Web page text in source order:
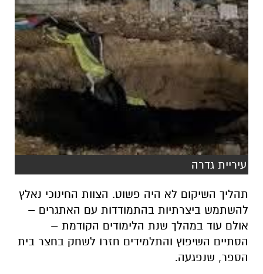
עיריית גדרה
תהליך השיקום לא היה פשוט. הצוות החינוכי נאלץ
להשתמש ביצרתיות בהתמודדות עם האתגרים –
אולם עוד במהלך שנת הלימודים הקודמת –
הסתיים השיפוץ והתלמידים חזרו לשחק בחצר בית
הספר, שנפגעה.